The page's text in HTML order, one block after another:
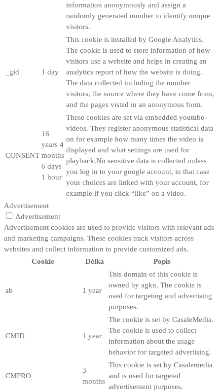
information anonymously and assign a
randomly generated number to identify unique
visitors.
_gid 1 day
This cookie is installed by Google Analytics.
The cookie is used to store information of how
visitors use a website and helps in creating an
analytics report of how the website is doing.
The data collected including the number
visitors, the source where they have come from,
and the pages visted in an anonymous form.
CONSENT
16
years 4
months
6 days
1 hour
These cookies are set via embedded youtube-
videos. They register anonymous statistical data
on for example how many times the video is
displayed and what settings are used for
playback.No sensitive data is collected unless
you log in to your google account, in that case
your choices are linked with your account, for
example if you click “like” on a video.
Advertisement
Advertisement
Advertisement cookies are used to provide visitors with relevant ads
and marketing campaigns. These cookies track visitors across
websites and collect information to provide customized ads.
Cookie
Délka Popis
ab 1 year
This domain of this cookie is
owned by agkn. The cookie is
used for targeting and advertising
purposes.
CMID 1 year
The cookie is set by CasaleMedia.
The cookie is used to collect
information about the usage
behavior for targeted advertising.
CMPRO
3
months
This cookie is set by Casalemedia
and is used for targeted
advertisement purposes.